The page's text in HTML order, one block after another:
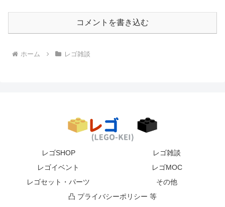
コメントを書き込む
ホーム レゴ雑談
レゴSHOP
レゴ雑談
レゴイベント
レゴMOC
レゴセット・パーツ
その他
凸 プライバシーポリシー 等